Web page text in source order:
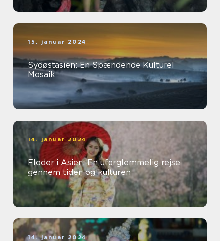
15. januar 2024
Sydøstasien: En Spændende Kulturel
Mosaik
14. januar 2024
Floder i Asien: En uforglemmelig rejse
gennem tiden og kulturen
14. januar 2024